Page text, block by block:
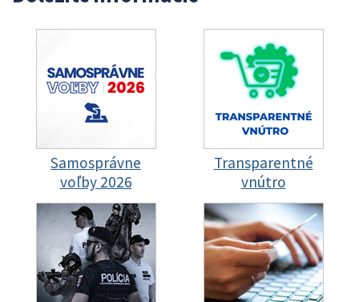
Samosprávne
voľby 2026
Transparentné
vnútro